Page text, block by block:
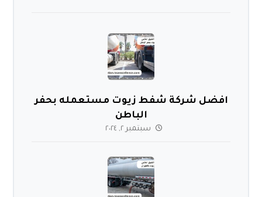
افضل شركة شفط زيوت مستعمله بحفر
الباطن
سبتمبر ٢, ٢٠٢٤